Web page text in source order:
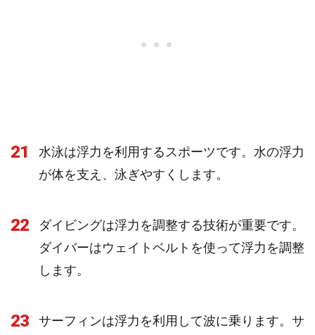
21
水泳は浮力を利用するスポーツです。水の浮力
が体を支え、泳ぎやすくします。
22
ダイビングは浮力を調整する技術が重要です。
ダイバーはウェイトベルトを使って浮力を調整
します。
23
サーフィンは浮力を利用して波に乗ります。サ